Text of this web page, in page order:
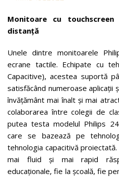
Monitoare cu
distanță
Unele dintre monitoarele
ecrane tactile. Echipate cu
Capacitive), acestea suportă
satisfăcând numeroase aplicații
învățământ mai înalt și mai
colaborarea între colegii de
putea testa modelul Philips
care se bazează pe
tehnologia capacitivă
mai fluid și mai rapid
educaționale, fie la școală, fie